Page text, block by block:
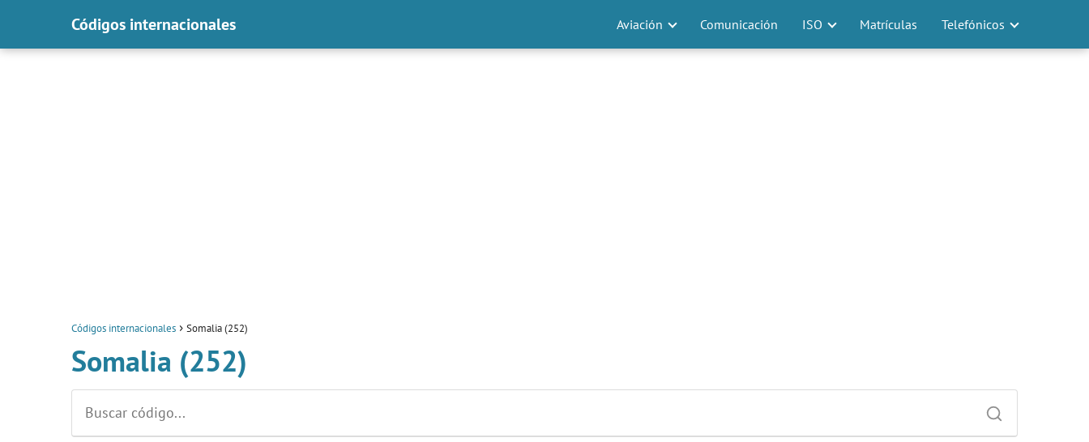
Códigos internacionales Aviación Comunicación ISO Matrículas Telefónicos
Códigos internacionales Somalia (252)
Somalia (252)